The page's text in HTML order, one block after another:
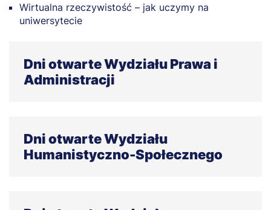
Wirtualna rzeczywistość – jak uczymy na
uniwersytecie
Dni otwarte Wydziału Prawa i
Administracji
30.10.2025 r. – Uniwersytet WSB Merito Gdynia
Analiza głośnej sprawy sądowej
Dni otwarte Wydziału
Humanistyczno-Społecznego
19.02.2025 r.